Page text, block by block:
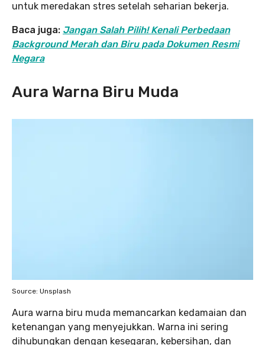
untuk meredakan stres setelah seharian bekerja.
Baca juga: Jangan Salah Pilih! Kenali Perbedaan
Background Merah dan Biru pada Dokumen Resmi
Negara
Aura Warna Biru Muda
Source: Unsplash
Aura warna biru muda memancarkan kedamaian dan
ketenangan yang menyejukkan. Warna ini sering
dihubungkan dengan kesegaran, kebersihan, dan